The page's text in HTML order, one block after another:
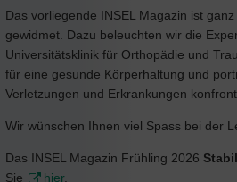
Das vorliegende INSEL Magazin ist
gewidmet. Dazu beleuchten wir die
Universitätsklinik für Orthopädie und
für eine gesunde Körperhaltung und
Verletzungen und Erkrankungen
Wir wünschen Ihnen viel Spass bei der
Das INSEL Magazin Frühling 2026
Sie
hier.